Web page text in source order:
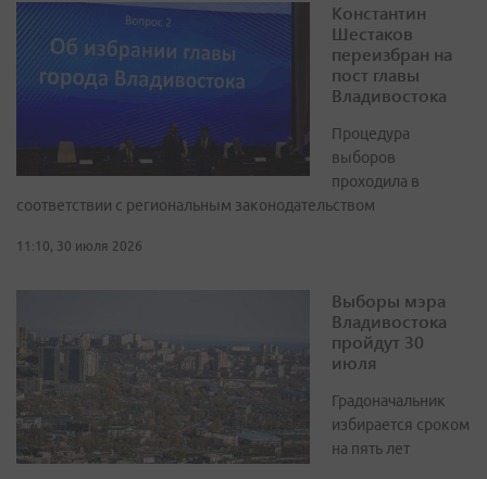
Константин
Шестаков
переизбран на
пост главы
Владивостока
Процедура
выборов
проходила в
соответствии с региональным законодательством
11:10, 30 июля 2026
Выборы мэра
Владивостока
пройдут 30
июля
Градоначальник
избирается сроком
на пять лет